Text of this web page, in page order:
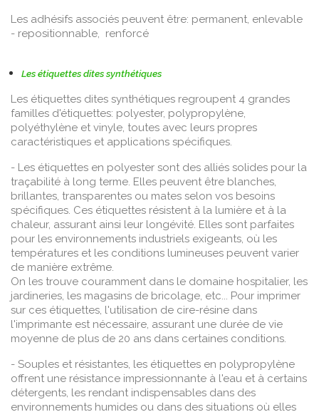
Les adhésifs associés peuvent être: permanent, enlevable
- repositionnable, renforcé
Les étiquettes dites synthétiques
Les étiquettes dites synthétiques regroupent 4 grandes
familles d'étiquettes: polyester, polypropylène,
polyéthylène et vinyle, toutes avec leurs propres
caractéristiques et applications spécifiques.
- Les étiquettes en polyester sont des alliés solides pour la
traçabilité à long terme. Elles peuvent être blanches,
brillantes, transparentes ou mates selon vos besoins
spécifiques. Ces étiquettes résistent à la lumière et à la
chaleur, assurant ainsi leur longévité. Elles sont parfaites
pour les environnements industriels exigeants, où les
températures et les conditions lumineuses peuvent varier
de manière extrême.
On les trouve couramment dans le domaine hospitalier, les
jardineries, les magasins de bricolage, etc... Pour imprimer
sur ces étiquettes, l'utilisation de cire-résine dans
l'imprimante est nécessaire, assurant une durée de vie
moyenne de plus de 20 ans dans certaines conditions.
- Souples et résistantes, les étiquettes en polypropylène
offrent une résistance impressionnante à l'eau et à certains
détergents, les rendant indispensables dans des
environnements humides ou dans des situations où elles